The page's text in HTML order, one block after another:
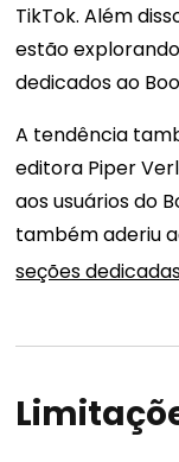
TikTok. Além
estão
dedicados ao
A tendência
editora Piper
aos usuários do
também aderiu
seções